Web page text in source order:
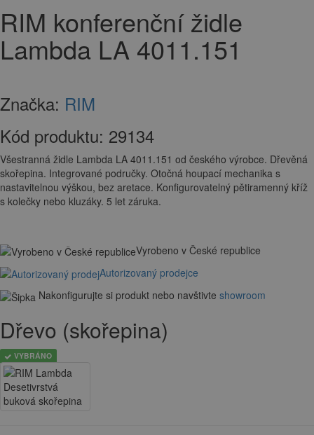
RIM konferenční židle
Lambda LA 4011.151
Značka: RIM
Kód produktu: 29134
Všestranná židle Lambda LA 4011.151 od českého výrobce. Dřevěná
skořepina. Integrované područky. Otočná houpací mechanika s
nastavitelnou výškou, bez aretace. Konfigurovatelný pětiramenný kříž
s kolečky nebo kluzáky. 5 let záruka.
Vyrobeno v České republice
Autorizovaný prodejce
Nakonfigurujte si produkt nebo navštivte showroom
Dřevo (skořepina)
VYBRÁNO